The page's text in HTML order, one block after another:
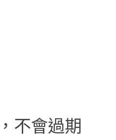
不會過期